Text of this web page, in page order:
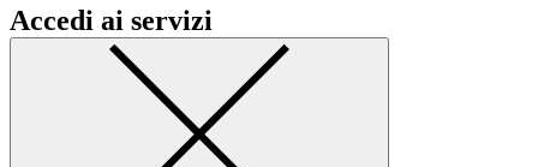
Accedi ai servizi